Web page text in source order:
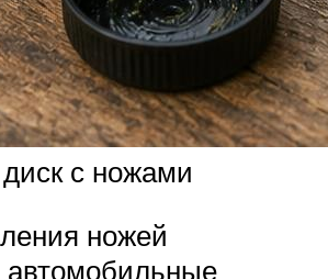
с ножами
ножей
автомобильные